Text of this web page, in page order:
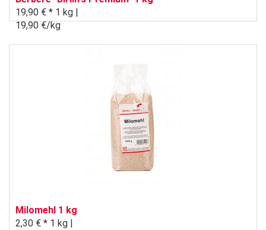
19,90 € * 1 kg |
19,90 €/kg
Milomehl 1 kg
2,30 € * 1 kg |